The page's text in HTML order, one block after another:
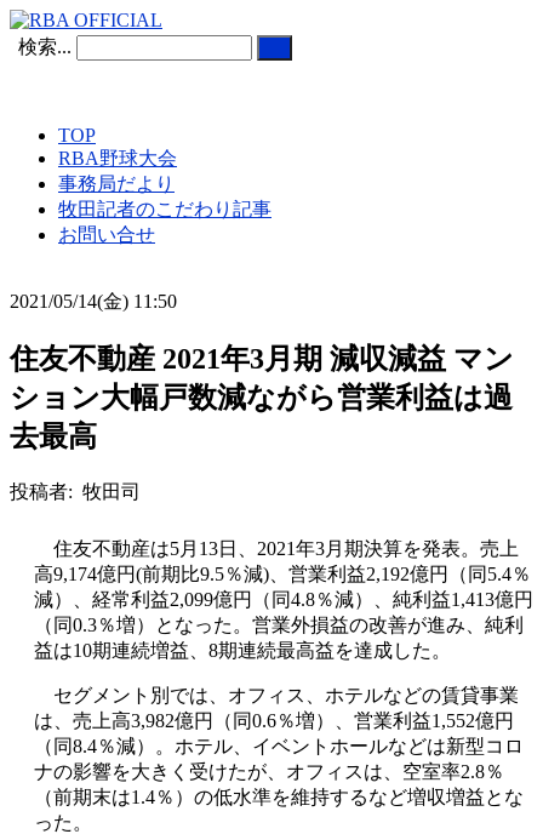
検索...
TOP
RBA野球大会
事務局だより
牧田記者のこだわり記事
お問い合せ
2021/05/14(金) 11:50
住友不動産 2021年3月期 減収減益 マン
ション大幅戸数減ながら営業利益は過
去最高
投稿者: 牧田司
住友不動産は5月13日、2021年3月期決算を発表。売上
高9,174億円(前期比9.5％減)、営業利益2,192億円（同5.4％
減）、経常利益2,099億円（同4.8％減）、純利益1,413億円
（同0.3％増）となった。営業外損益の改善が進み、純利
益は10期連続増益、8期連続最高益を達成した。
セグメント別では、オフィス、ホテルなどの賃貸事業
は、売上高3,982億円（同0.6％増）、営業利益1,552億円
（同8.4％減）。ホテル、イベントホールなどは新型コロ
ナの影響を大きく受けたが、オフィスは、空室率2.8％
（前期末は1.4％）の低水準を維持するなど増収増益とな
った。